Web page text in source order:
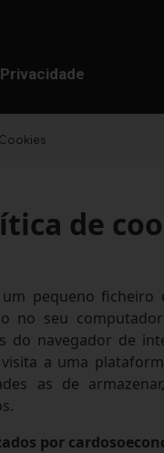
de
pequeno ficheiro
no seu
do navegador de
a uma
as de
por